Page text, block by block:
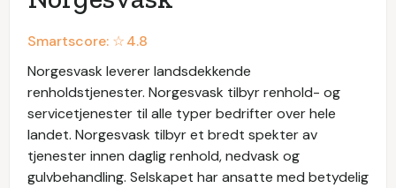
Smartscore: ☆4.8
Norgesvask leverer landsdekkende
renholdstjenester. Norgesvask tilbyr renhold- og
servicetjenester til alle typer bedrifter over hele
landet. Norgesvask tilbyr et bredt spekter av
tjenester innen daglig renhold, nedvask og
gulvbehandling. Selskapet har ansatte med betydelig